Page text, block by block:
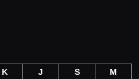
K J S
M